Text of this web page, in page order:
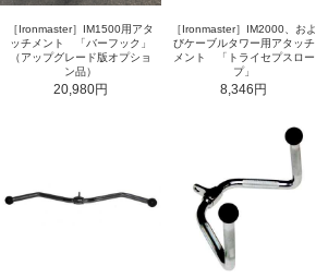
［Ironmaster］IM1500用アタ
ッチメント 「バーフック」
（アップグレード版オプショ
ン品）
20,980円
［Ironmaster］IM2000、およ
びケーブルタワー用アタッチ
メント 「トライセプスロー
プ」
8,346円